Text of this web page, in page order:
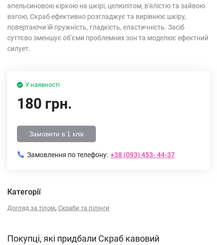
апельсиновою кіркою на шкірі, целюлітом, в'ялістю та зайвою
вагою, Скраб ефективно розгладжує та вирівнює шкіру,
повертаючи їй пружність, гладкість, еластичність. Засіб
суттєво зменшує об'єми проблемних зон та моделює ефектний
силует.
У наявності
180 грн.
Замовити в 1 клік
Замовлення по телефону: +38 (093) 453- 44-37
Категорії
Догляд за тілом, Скраби та пілінги
Покупці, які придбали Скраб кавовий